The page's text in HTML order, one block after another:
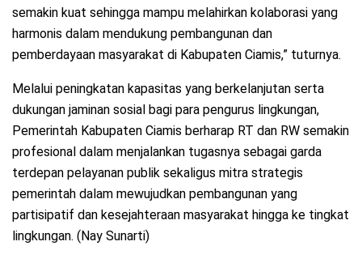
semakin kuat sehingga mampu melahirkan kolaborasi yang
harmonis dalam mendukung pembangunan dan
pemberdayaan masyarakat di Kabupaten Ciamis,” tuturnya.
Melalui peningkatan kapasitas yang berkelanjutan serta
dukungan jaminan sosial bagi para pengurus lingkungan,
Pemerintah Kabupaten Ciamis berharap RT dan RW semakin
profesional dalam menjalankan tugasnya sebagai garda
terdepan pelayanan publik sekaligus mitra strategis
pemerintah dalam mewujudkan pembangunan yang
partisipatif dan kesejahteraan masyarakat hingga ke tingkat
lingkungan. (Nay Sunarti)